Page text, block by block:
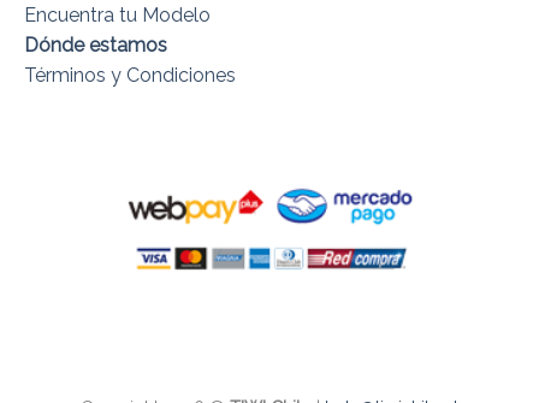
Encuentra tu Modelo
Dónde estamos
Términos y Condiciones